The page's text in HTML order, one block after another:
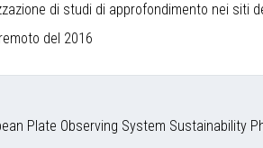
di studi di approfondimento nei siti
del 2016
Plate Observing System Sustainability